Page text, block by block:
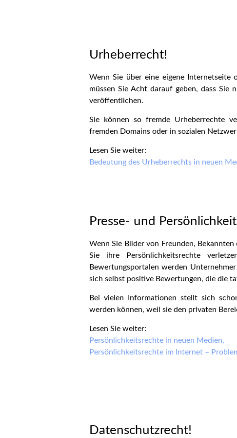
Urheberrecht!
Wenn Sie über eine eigene
müssen Sie Acht darauf geben, dass
veröffentlichen.
Sie können so fremde Urheberrechte
fremden Domains oder in sozialen
Lesen Sie weiter:
Bedeutung des Urheberrechts in neuen
Presse- und
Wenn Sie Bilder von Freunden,
Sie ihre Persönlichkeitsrechte
Bewertungsportalen werden
sich selbst positive Bewertungen, die die
Bei vielen Informationen stellt sich
werden können, weil sie den privaten
Lesen Sie weiter:
Persönlichkeitsrechte in neuen Medien,
Persönlichkeitsrechte im Internet –
Datenschutzrecht!